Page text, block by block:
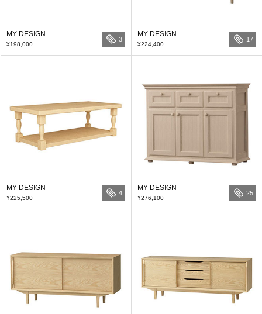
MY DESIGN
¥198,000
3
MY DESIGN
¥224,400
17
MY DESIGN
¥225,500
4
MY DESIGN
¥276,100
25